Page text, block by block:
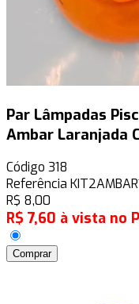
Par Lâmpadas
Ambar Laranjada
Código 318
Referência
R$ 8,00
R$ 7,60 à vista no
Comprar